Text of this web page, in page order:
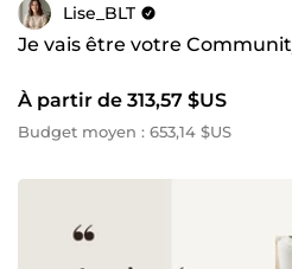
Lise_BLT
Je vais être votre
À partir de 313,57 $US
Budget moyen : 653,14 $US